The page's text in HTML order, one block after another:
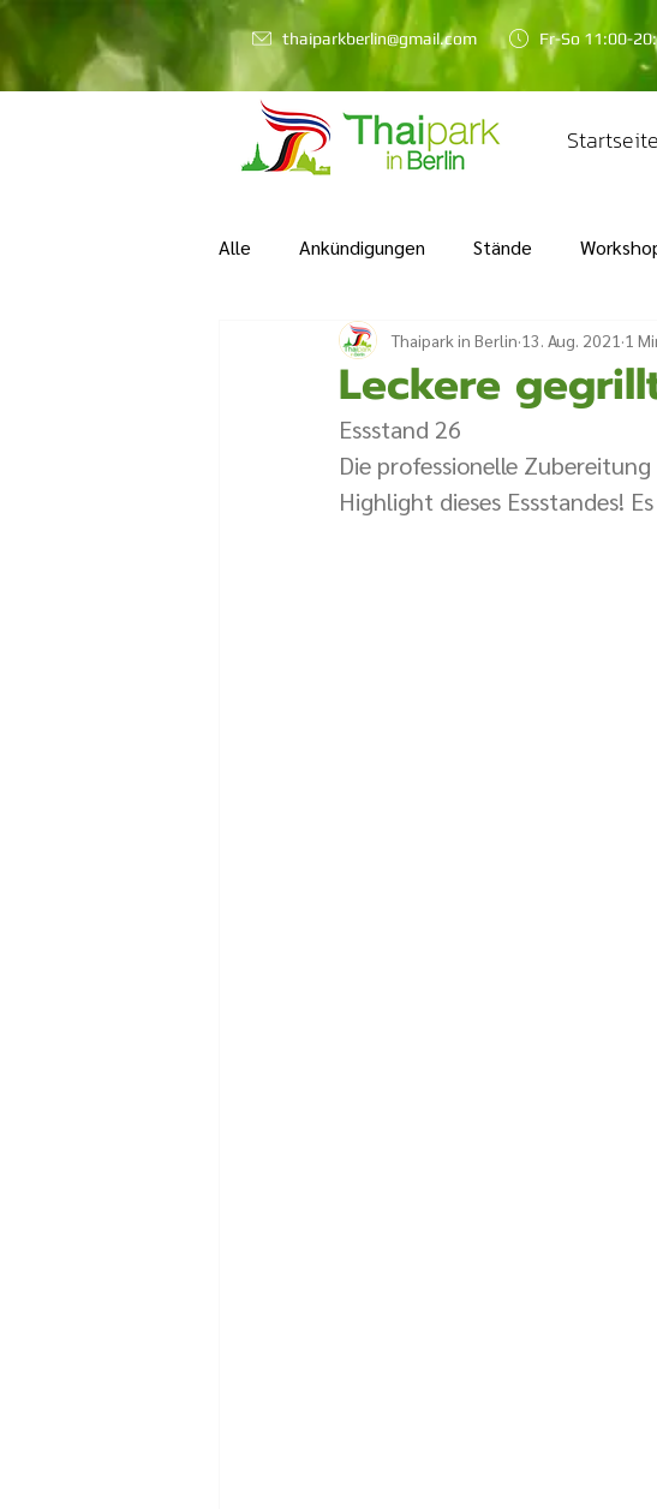
thaiparkberlin@gmail.com Fr-So 11:00-
Startseite
Alle Ankündigungen Stände
Leckere
Thaipark in Berlin 13. Aug. 2021 1
Essstand 26
Die professionelle
Highlight dieses Essstandes!